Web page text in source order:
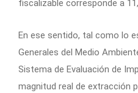
fiscalizable corresponde a
En ese sentido, tal como lo
Generales del Medio
Sistema de Evaluación de
magnitud real de extracción